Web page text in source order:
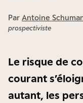
Par Antoine
prospectiviste
Le risque de
courant
autant, les